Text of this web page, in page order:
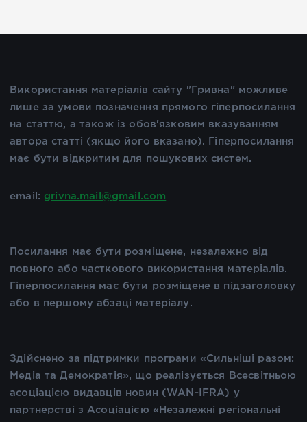
Використання матеріалів сайту "Гривна" можливе
лише за умови позначення прямого гіперпосилання
на статтю, а також із обов'язковим вказуванням
автора статті (якщо його вказано). Гіперпосилання
має бути відкритим для пошукових систем.
email: grivna.mail@gmail.com
Посилання має бути розміщене, незалежно від
повного або часткового використання матеріалів.
Гіперпосилання має бути розміщене в підзаголовку
або в першому абзаці матеріалу.
Здійснено за підтримки програми «Сильніші разом:
Медіа та Демократія», що реалізується Всесвітньою
асоціацією видавців новин (WAN-IFRA) у
партнерстві з Асоціацією «Незалежні регіональні